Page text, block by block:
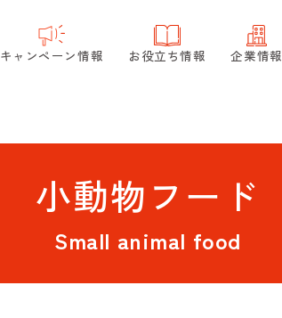
キャンペーン情報 お役立ち情報 企業情報
小動物フード
Small animal food